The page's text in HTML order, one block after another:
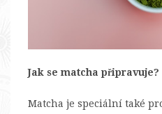
Jak se matcha připravuje?
Matcha je speciální také